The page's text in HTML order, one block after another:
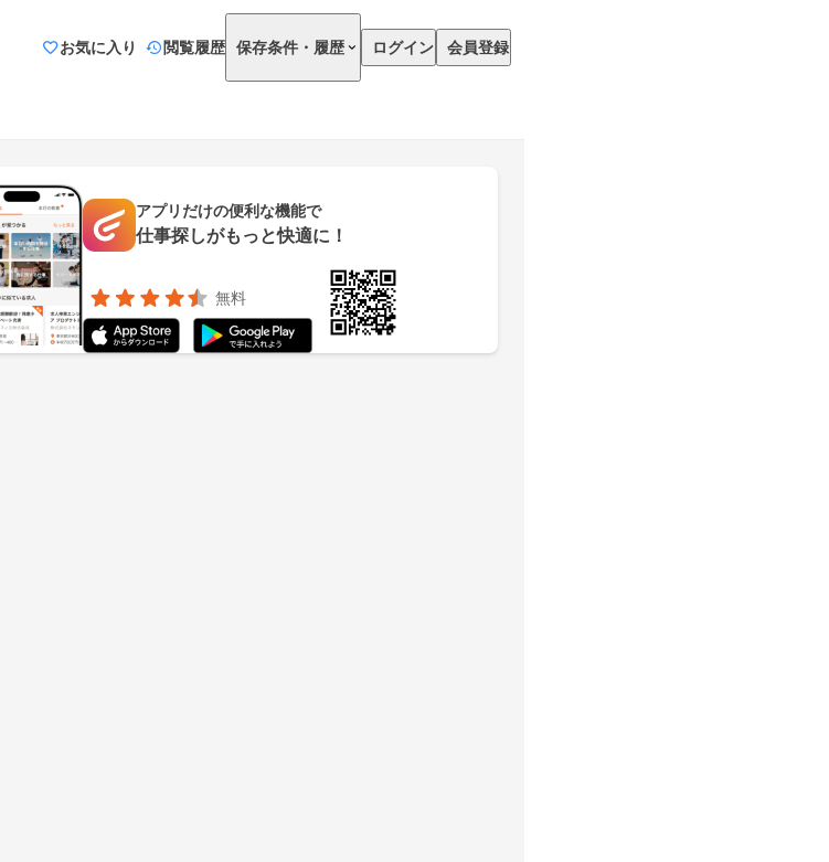
お気に入り 閲覧履歴 保存条件・履歴 ログイン 会員登録
アプリだけの便利な機能で
仕事探しがもっと快適に！
無料